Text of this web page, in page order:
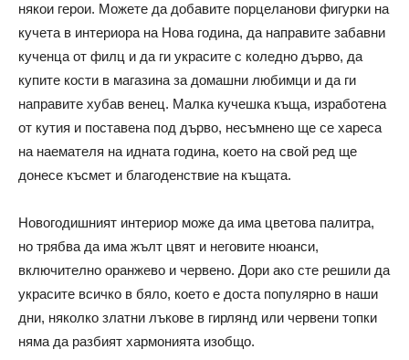
някои герои. Можете да добавите порцеланови фигурки на
кучета в интериора на Нова година, да направите забавни
кученца от филц и да ги украсите с коледно дърво, да
купите кости в магазина за домашни любимци и да ги
направите хубав венец. Малка кучешка къща, изработена
от кутия и поставена под дърво, несъмнено ще се хареса
на наемателя на идната година, което на свой ред ще
донесе късмет и благоденствие на къщата.
Новогодишният интериор може да има цветова палитра,
но трябва да има жълт цвят и неговите нюанси,
включително оранжево и червено. Дори ако сте решили да
украсите всичко в бяло, което е доста популярно в наши
дни, няколко златни лъкове в гирлянд или червени топки
няма да разбият хармонията изобщо.